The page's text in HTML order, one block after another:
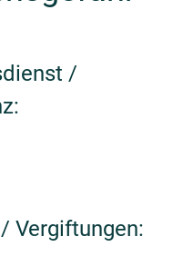
/
Vergiftungen: